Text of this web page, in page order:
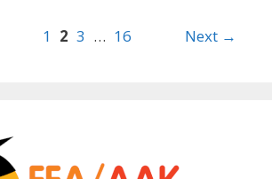
1 2 3 … 16 Next →